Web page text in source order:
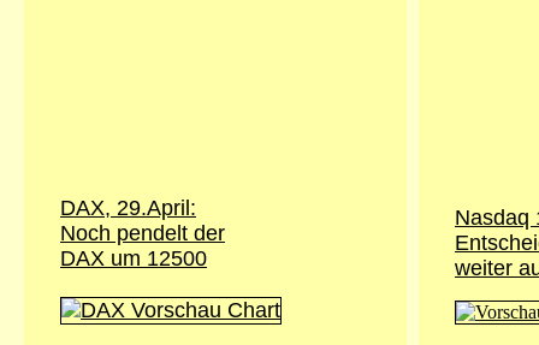
DAX, 29.April:
Noch pendelt der
DAX um 12500
Nasdaq
weiter